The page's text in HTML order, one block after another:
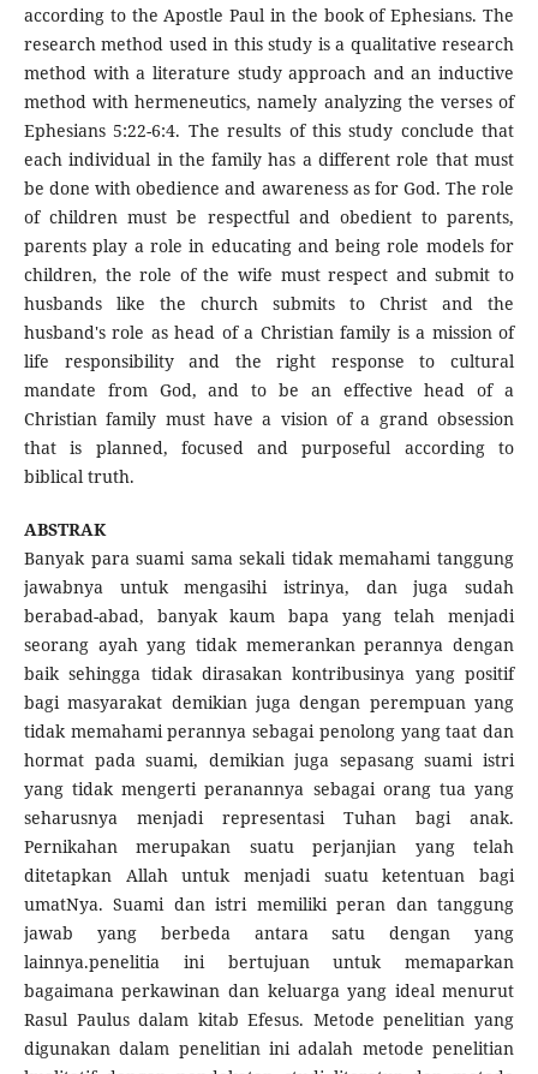
according to the Apostle Paul in the book of Ephesians. The
research method used in this study is a qualitative research
method with a literature study approach and an inductive
method with hermeneutics, namely analyzing the verses of
Ephesians 5:22-6:4. The results of this study conclude that
each individual in the family has a different role that must
be done with obedience and awareness as for God. The role
of children must be respectful and obedient to parents,
parents play a role in educating and being role models for
children, the role of the wife must respect and submit to
husbands like the church submits to Christ and the
husband's role as head of a Christian family is a mission of
life responsibility and the right response to cultural
mandate from God, and to be an effective head of a
Christian family must have a vision of a grand obsession
that is planned, focused and purposeful according to
biblical truth.
ABSTRAK
Banyak para suami sama sekali tidak memahami tanggung
jawabnya untuk mengasihi istrinya, dan juga sudah
berabad-abad, banyak kaum bapa yang telah menjadi
seorang ayah yang tidak memerankan perannya dengan
baik sehingga tidak dirasakan kontribusinya yang positif
bagi masyarakat demikian juga dengan perempuan yang
tidak memahami perannya sebagai penolong yang taat dan
hormat pada suami, demikian juga sepasang suami istri
yang tidak mengerti peranannya sebagai orang tua yang
seharusnya menjadi representasi Tuhan bagi anak.
Pernikahan merupakan suatu perjanjian yang telah
ditetapkan Allah untuk menjadi suatu ketentuan bagi
umatNya. Suami dan istri memiliki peran dan tanggung
jawab yang berbeda antara satu dengan yang
lainnya.penelitia ini bertujuan untuk memaparkan
bagaimana perkawinan dan keluarga yang ideal menurut
Rasul Paulus dalam kitab Efesus. Metode penelitian yang
digunakan dalam penelitian ini adalah metode penelitian